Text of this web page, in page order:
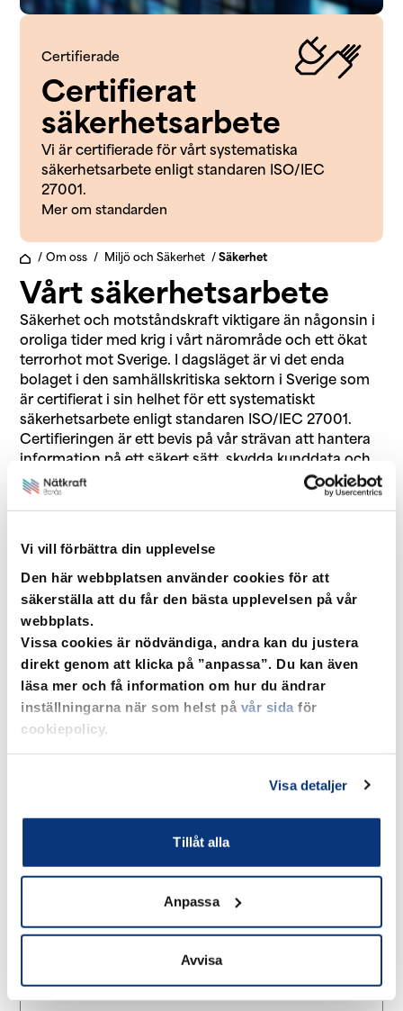
Vi vill förbättra din upplevelse
Den här webbplatsen använder cookies för att
säkerställa att du får den bästa upplevelsen på vår
webbplats.
Vissa cookies är nödvändiga, andra kan du justera
direkt genom att klicka på ”anpassa”. Du kan även
läsa mer och få information om hur du ändrar
inställningarna när som helst på vår sida för
cookiepolicy.
Visa detaljer
Tillåt alla
Anpassa
Avvisa
Certifierade
Certifierat
säkerhetsarbete
Vi är certifierade för vårt systematiska
säkerhetsarbete enligt standaren ISO/IEC
27001.
Mer om standarden
/ Om oss / Miljö och Säkerhet /Säkerhet
Vårt säkerhetsarbete
Säkerhet och motståndskraft viktigare än någonsin i
oroliga tider med krig i vårt närområde och ett ökat
terrorhot mot Sverige. I dagsläget är vi det enda
bolaget i den samhällskritiska sektorn i Sverige som
är certifierat i sin helhet för ett systematiskt
säkerhetsarbete enligt standaren ISO/IEC 27001.
Certifieringen är ett bevis på vår strävan att hantera
information på ett säkert sätt, skydda kunddata och
minimera riskerna för integritets- och säkerhetshot.
Styr och följer upp på alla
ISO/IEC 27001 är en standard för ledningssystem
följa upp informationssäkerhet på alla
ledningsnivåer. Fokus i standarden är att säkerställa
en god systematik för att identifiera, bedöma och
behandla risker som rör informationssäkerhet, med
målet att ständigt förbättra säkerhetsarbetet.
Omfattande arbete med vår
säkerhet
Certifieringen är ett resultat av ett omfattande
arbete, där vi jobbat för att alla medarbetare ska
annat att vi granskar våra processer och policyer, och
säkerhetsåtgärder, instruktioner och rutiner som
hjälper oss i arbetet. Det har stor betydelse för att
skydda vår och våra kunders information, i en tid när